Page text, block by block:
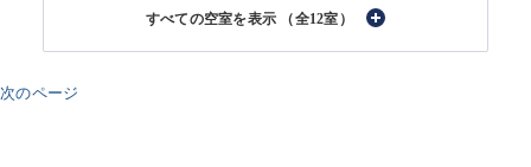
（全12室）
次のページ